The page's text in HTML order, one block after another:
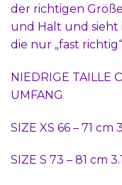
der richtigen
und Halt und sieht
die nur „fast
NIEDRIGE TAILLE
UMFANG
SIZE XS 66 – 71 cm
SIZE S 73 – 81 cm